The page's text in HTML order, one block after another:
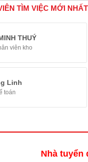
TÌM VIỆC MỚI NHẤT
THUÝ
viên kho
Linh
toán
Nhà tuyển